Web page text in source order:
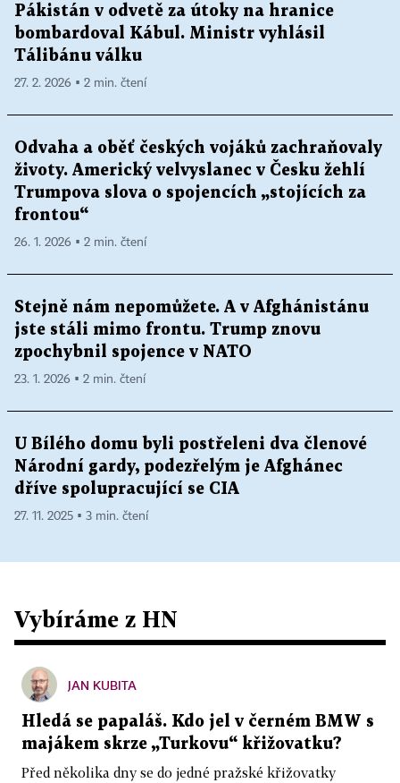
Pákistán v odvetě za útoky na hranice
bombardoval Kábul. Ministr vyhlásil
Tálibánu válku
27. 2. 2026 ▪ 2 min. čtení
Odvaha a oběť českých vojáků zachraňovaly
životy. Americký velvyslanec v Česku žehlí
Trumpova slova o spojencích „stojících za
frontou“
26. 1. 2026 ▪ 2 min. čtení
Stejně nám nepomůžete. A v Afghánistánu
jste stáli mimo frontu. Trump znovu
zpochybnil spojence v NATO
23. 1. 2026 ▪ 2 min. čtení
U Bílého domu byli postřeleni dva členové
Národní gardy, podezřelým je Afghánec
dříve spolupracující se CIA
27. 11. 2025 ▪ 3 min. čtení
Vybíráme z HN
JAN KUBITA
Hledá se papaláš. Kdo jel v černém BMW s
majákem skrze „Turkovu“ křižovatku?
Před několika dny se do jedné pražské křižovatky